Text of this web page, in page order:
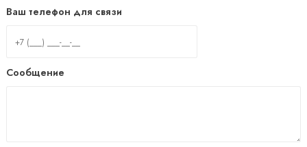
Ваш телефон для связи
Сообщение